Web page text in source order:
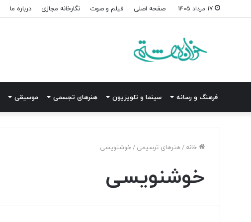
صفحه اصلی فیلم و صوت نگارخانه مجازی درباره ما
فرهنگ و رسانه سینما و تلویزیون هنرهای تجسمی موسیقی
خانه/هنرهای ترسیمی/خوشنویسی
خوشنویسی